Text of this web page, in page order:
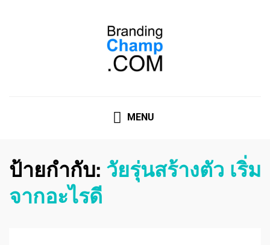
MENU
ป้ายกำกับ: วัยรุ่นสร้างตัว เริ่ม
จากอะไรดี